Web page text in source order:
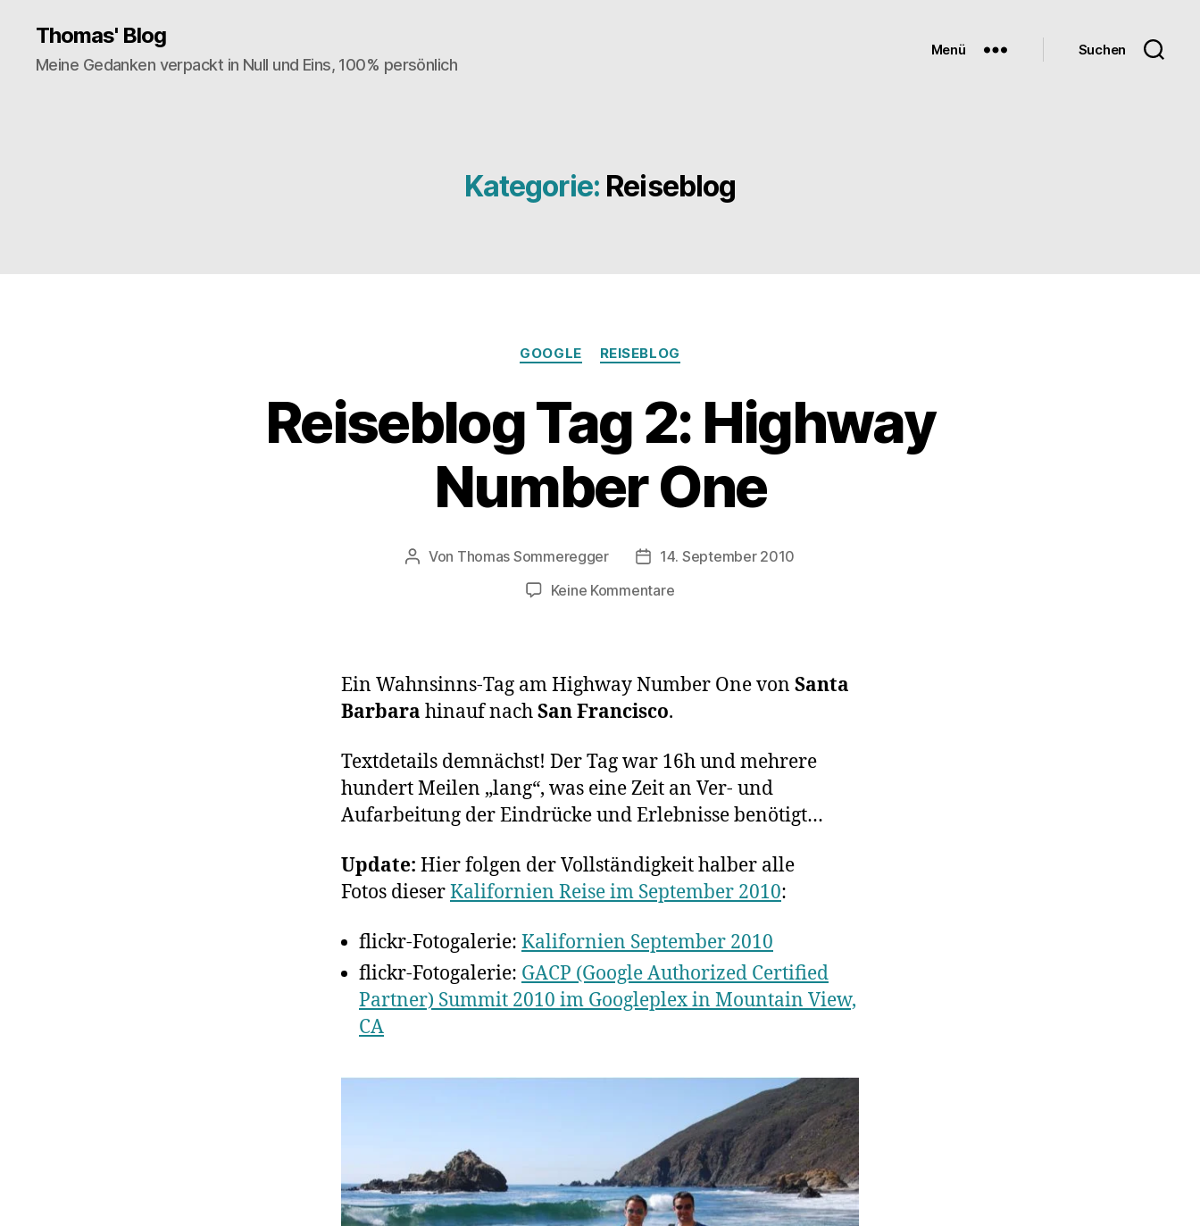
Thomas' Blog
Meine Gedanken verpackt in Null und Eins, 100% persönlich
Menü Suchen
Kategorie: Reiseblog
Kategorien
GOOGLE REISEBLOG
Reiseblog Tag 2: Highway
Number One
Beitragsautor
Von Thomas Sommeregger Veröffentlichungsdatum
14. September 2010
Keine Kommentarezu
Highway
Number
Ein Wahnsinns-Tag am Highway Number One von Santa
Barbara hinauf nachSan Francisco.
Textdetails demnächst! Der Tag war 16h und mehrere
hundert Meilen „lang“, was eine Zeit an Ver- und
Aufarbeitung der Eindrücke und Erlebnisse benötigt…
Update: Hier folgen der Vollständigkeit halber alle
Fotos dieserKalifornien Reise im September 2010:
flickr-Fotogalerie: Kalifornien September 2010
flickr-Fotogalerie: GACP (Google Authorized Certified
Partner) Summit 2010 im Googleplex in Mountain View,
CA